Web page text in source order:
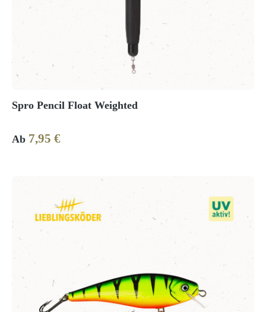
Spro Pencil Float Weighted
Regulärer Preis:
Ab 7,95 €